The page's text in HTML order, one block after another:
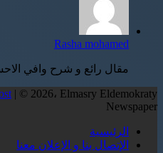
Rasha mohamed
مقال رائع و شرح وافي
| © 2026، Elmasry Eldemokraty
Newspaper
الرئيسية
الإتصال بنا و الإعلان معنا